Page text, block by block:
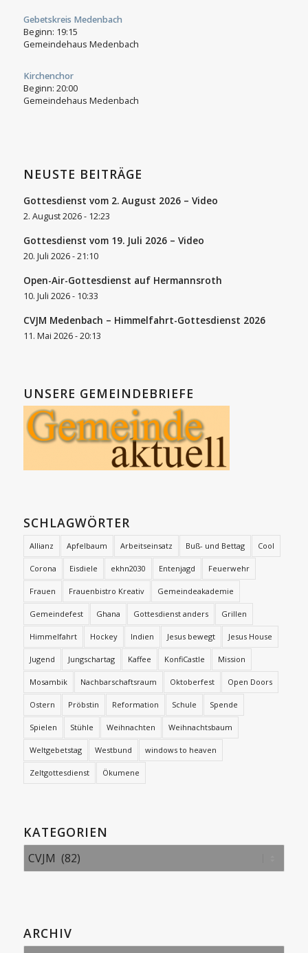
Gebetskreis Medenbach
Beginn: 19:15
Gemeindehaus Medenbach
Kirchenchor
Beginn: 20:00
Gemeindehaus Medenbach
NEUSTE BEITRÄGE
Gottesdienst vom 2. August 2026 – Video
2. August 2026 - 12:23
Gottesdienst vom 19. Juli 2026 – Video
20. Juli 2026 - 21:10
Open-Air-Gottesdienst auf Hermannsroth
10. Juli 2026 - 10:33
CVJM Medenbach – Himmelfahrt-Gottesdienst 2026
11. Mai 2026 - 20:13
UNSERE GEMEINDEBRIEFE
SCHLAGWÖRTER
Allianz Apfelbaum Arbeitseinsatz Buß- und Bettag Cool
Corona Eisdiele ekhn2030 Entenjagd Feuerwehr
Frauen Frauenbistro Kreativ Gemeindeakademie
Gemeindefest Ghana Gottesdienst anders Grillen
Himmelfahrt Hockey Indien Jesus bewegt Jesus House
Jugend Jungschartag Kaffee KonfiCastle Mission
Mosambik Nachbarschaftsraum Oktoberfest Open Doors
Ostern Pröbstin Reformation Schule Spende
Spielen Stühle Weihnachten Weihnachtsbaum
Weltgebetstag Westbund windows to heaven
Zeltgottesdienst Ökumene
KATEGORIEN
Kategorien
ARCHIV